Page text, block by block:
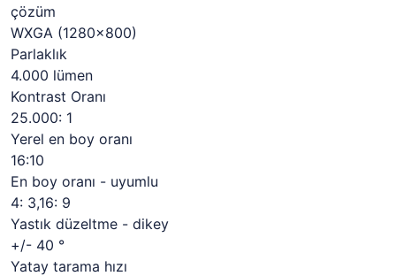
çözüm
WXGA (1280x800)
Parlaklık
4.000 lümen
Kontrast Oranı
25.000: 1
Yerel en boy oranı
16:10
En boy oranı - uyumlu
4: 3,16: 9
Yastık düzeltme - dikey
+/- 40 °
Yatay tarama hızı